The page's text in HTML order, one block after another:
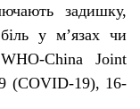
задишку,
у м’язах чи
China Joint
(COVID-19), 16-